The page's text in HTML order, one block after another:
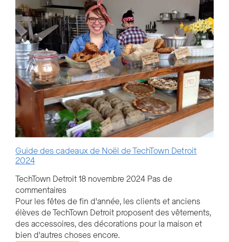
Guide des cadeaux de Noël de TechTown Detroit
2024
TechTown Detroit18 novembre 2024 Pas de
commentaires
Pour les fêtes de fin d'année, les clients et anciens
élèves de TechTown Detroit proposent des vêtements,
des accessoires, des décorations pour la maison et
bien d'autres choses encore.